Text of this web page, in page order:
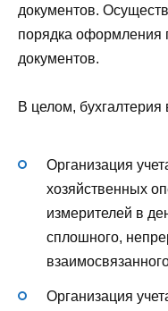
документов.
порядка оформления
документов.
В целом,
Организация
хозяйственных
измерителей в
сплошного,
Организация